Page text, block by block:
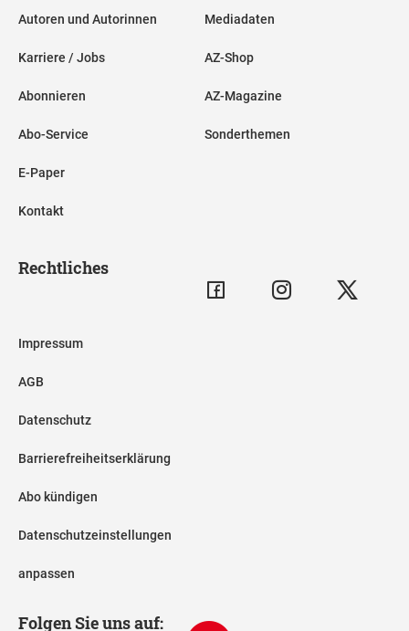
Autoren und Autorinnen
Karriere / Jobs
Abonnieren
Abo-Service
E-Paper
Kontakt
Mediadaten
AZ-Shop
AZ-Magazine
Sonderthemen
Rechtliches
Impressum
AGB
Datenschutz
Barrierefreiheitserklärung
Abo kündigen
Datenschutzeinstellungen
anpassen
Folgen Sie uns auf: